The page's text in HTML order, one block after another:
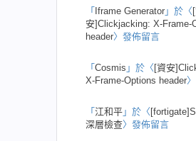
「 Iframe Generator 」於〈
安]Clickjacking: X-Frame-
header〉發佈留言
「 Cosmis 」於〈 [資安
X-Frame-Options header
「 江和平 」於〈
深層檢查〉發佈留言